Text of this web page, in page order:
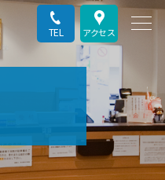
TEL アクセス